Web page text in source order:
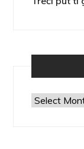
Arhiva